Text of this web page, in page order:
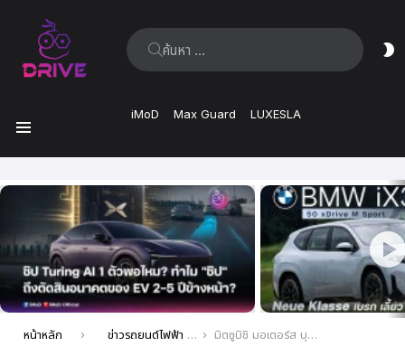
ค้นหา:
iMoD Max Guard LUXESLA
ล่าสุด
คุณอยู่ที่นี่:
หน้าหลัก ข่าวรถยนต์ไฟฟ้า EV ล่าสุด มิตซูบิชิ มอเตอร์ส บุกงาน FAST Auto Show Thailand 2026 จัดเต็มทัพรถไฮบริดพร้อมโปรแรงแห่งปี